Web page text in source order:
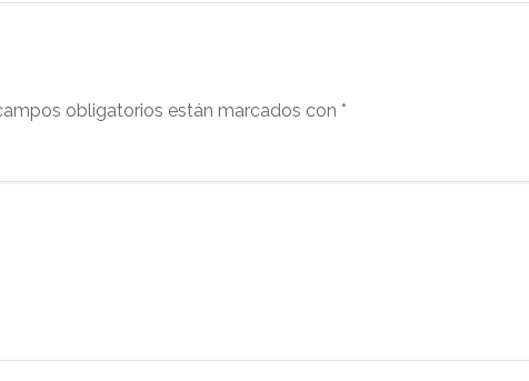
obligatorios están marcados con *